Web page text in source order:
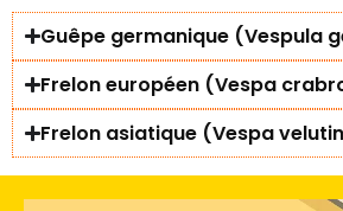
Guêpe germanique (Vespula
Frelon européen (Vespa
Frelon asiatique (Vespa